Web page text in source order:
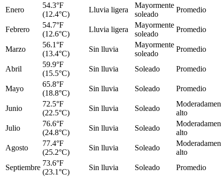
Enero
54.3°F
(12.4°C)
Lluvia ligera
Mayormente
soleado
Promedio
Febrero
54.7°F
(12.6°C)
Lluvia ligera
Mayormente
soleado
Promedio
Marzo
56.1°F
(13.4°C)
Sin lluvia
Mayormente
soleado
Promedio
Abril
59.9°F
(15.5°C)
Sin lluvia Soleado Promedio
Mayo
65.8°F
(18.8°C)
Sin lluvia Soleado Promedio
Junio
72.5°F
(22.5°C)
Sin lluvia Soleado
alto
Julio
76.6°F
(24.8°C)
Sin lluvia Soleado
alto
Agosto
77.4°F
(25.2°C)
Sin lluvia Soleado
alto
Septiembre
73.6°F
(23.1°C)
Sin lluvia Soleado Promedio